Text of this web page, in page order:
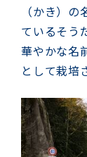
（かき）
ているそう
華やかな名
として栽培